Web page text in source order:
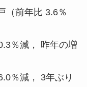
（前年比 3.6％
％減， 昨年の増
％減， 3年ぶり